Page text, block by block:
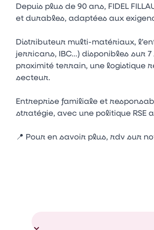
Depuis plus de 90 ans, FIDEL
et durables, adaptées aux
Distributeur multi-matériaux,
jerricans, IBC…) disponibles sur
proximité terrain, une logistique
secteur.
Entreprise familiale et
stratégie, avec une politique
📍 Pour en savoir plus, rdv sur